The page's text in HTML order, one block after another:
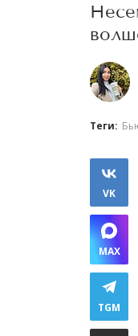
Теги:
VK
MAX
TGM